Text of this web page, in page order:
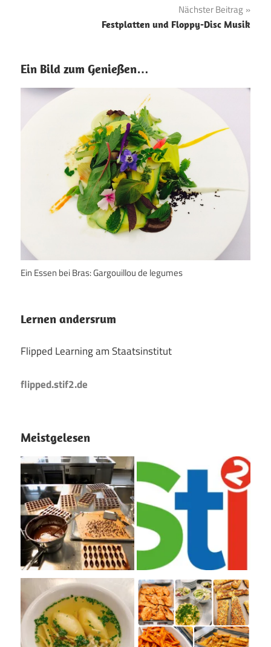
Nächster Beitrag
Festplatten und Floppy-Disc Musik
Ein Bild zum Genießen…
Ein Essen bei Bras: Gargouillou de legumes
Lernen andersrum
Flipped Learning am Staatsinstitut
flipped.stif2.de
Meistgelesen